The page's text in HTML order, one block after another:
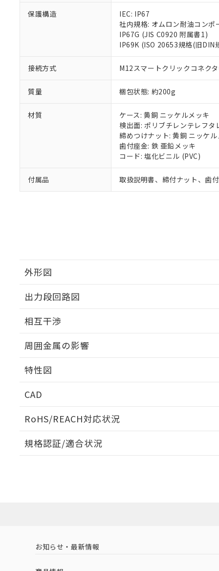
保護構造
IEC: IP67
社内規格: オムロン耐油コンポ
IP67G (JIS C0920 附属書1)
IP69K (ISO 20653規格(旧DIN
接続方式 M12スマートクリックコネク
質量 梱包状態: 約200g
材質
ケース: 黄銅 ニッケルメッキ
検出面: ポリブチレンテレフタ
締めつけナット: 黄銅 ニッケル
歯付座金: 鉄 亜鉛メッキ
コード: 塩化ビニル (PVC)
付属品 取扱説明書、締付ナット、歯
外形図
出力段回路図
相互干渉
周囲金属の影響
特性図
CAD
RoHS/REACH対応状況
EU RoHS 注意事項・凡例
中国 RoHS 注意事項・凡例
規格認証/適合状況
（イギリス
（ノルウェー
お知らせ・最新情報